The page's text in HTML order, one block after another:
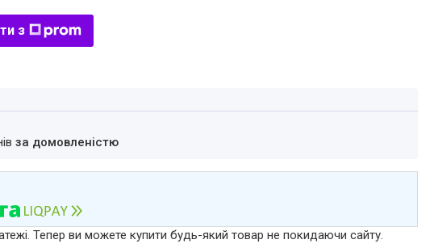
з
за домовленістю
Тепер ви можете купити будь-який товар не покидаючи сайту.